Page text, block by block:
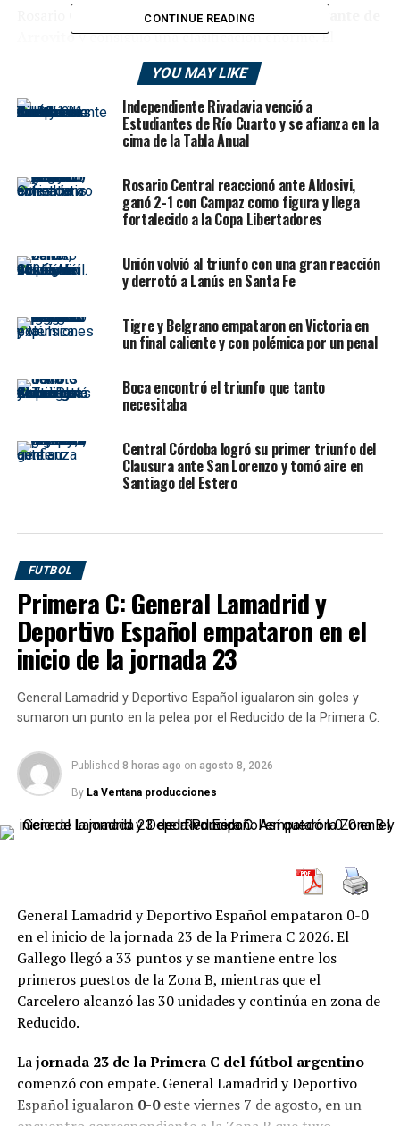
Rosario Central volvió a hacerse fuerte en el
Arroyitoy consiguió una clasificación enorme. El
2-1 a Racing Clubpor los cuartos de
Torneo Apertura 2026, dio vuelta un partido
caliente, intenso y cargado de polémicas, y se metió
entre los cuatro mejores del campeonato.Matías
abrió el marcador para la Academia, pero
Copetti, cumpliendo con la famosa Ley del Ex, marcó el
gol decisivo en el alargue.
competitivo. Venía de eliminar a Independiente con una
gran actuación colectiva y otra noche decisiva de
límite. Central no se desesperó pese a comenzar abajo,
corrigió en el segundo tiempo, acorraló a Racing y
aprovechó la superioridad numérica después de las
expulsiones de
Adrián “Maravilla” Martínezy
La clasificación deja al Canalla en semifinales, donde
enfrentará al ganador deRiver Plate vs Gimnasia y
marcado por errores, expulsiones y una noche en la que
Un arranque caliente y con poco
juego
Los primeros minutos fueron cerrados, físicos y muy
disputados. Ninguno de los dos quiso regalar espacios.
Rosario Central intentó manejar la pelota con paciencia,
mientras Racing buscó cortar circuitos, recuperar
rápido y salir con la presencia de
como referencia ofensiva.
Durante el primer cuarto de hora hubo más presión que
claridad, más duelos que sociedades, y más tensión que
fútbol fluido. A los 15 minutos llegó una de las acciones
que empezó a calentar la noche:Gastón Ávilagolpeó
con la rodilla a Maravilla Martínez en una disputa aérea.
El delantero de Racing reaccionó mal y luego chocó con
intención al defensor canalla en dos oportunidades. La
jugada pudo haber derivado en una roja, pero el VAR no
Esa secuencia marcó el tono del partido: mucha fricción,
reclamos, roces y un clima de eliminación directa en el
CONTINUE READING
YOU MAY LIKE
Independiente Rivadavia venció a
Estudiantes de Río Cuarto y se afianza en la
cima de la Tabla Anual
Rosario Central reaccionó ante Aldosivi,
ganó 2-1 con Campaz como figura y llega
fortalecido a la Copa Libertadores
Unión volvió al triunfo con una gran reacción
y derrotó a Lanús en Santa Fe
Tigre y Belgrano empataron en Victoria en
un final caliente y con polémica por un penal
Boca encontró el triunfo que tanto
necesitaba
Central Córdoba logró su primer triunfo del
Clausura ante San Lorenzo y tomó aire en
Santiago del Estero
FUTBOL
Primera C: General Lamadrid y
Deportivo Español empataron en el
inicio de la jornada 23
General Lamadrid y Deportivo Español igualaron sin goles y
sumaron un punto en la pelea por el Reducido de la Primera C.
Published 8 horas ago on agosto 8, 2026
By La Ventana producciones
General Lamadrid y Deportivo Español empataron 0-0
en el inicio de la jornada 23 de la Primera C 2026. El
Gallego llegó a 33 puntos y se mantiene entre los
primeros puestos de la Zona B, mientras que el
Carcelero alcanzó las 30 unidades y continúa en zona de
Reducido.
Lajornada 23 de la Primera C del fútbol argentino
comenzó con empate. General Lamadrid y Deportivo
Español igualaron 0-0este viernes 7 de agosto, en un